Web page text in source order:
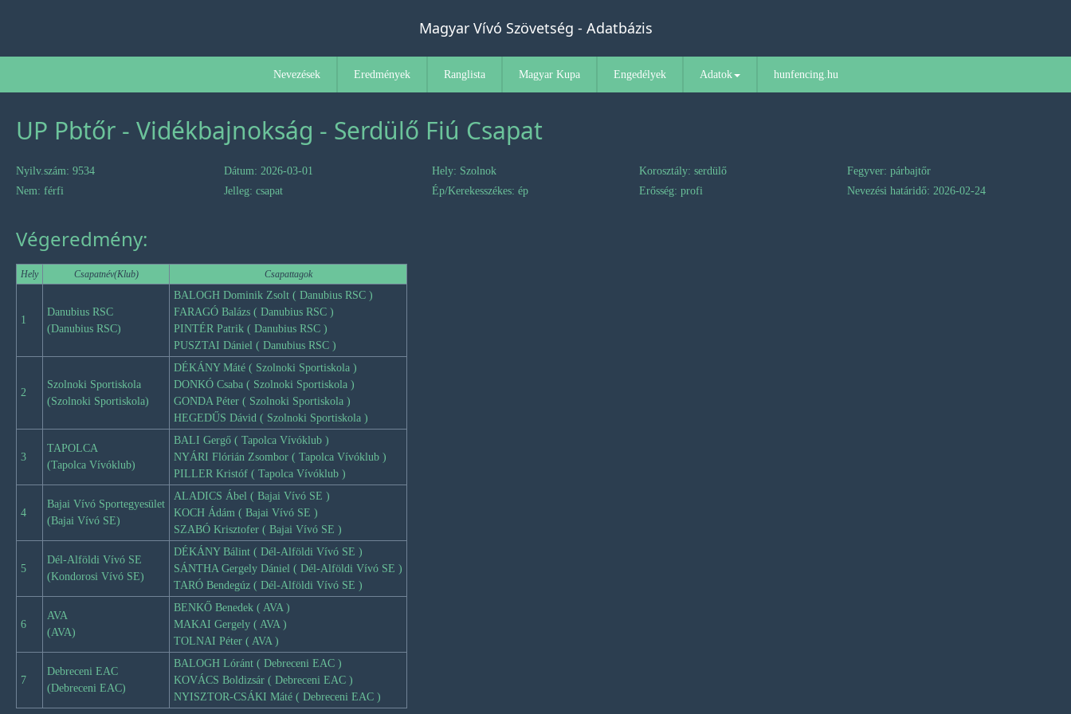
Magyar Vívó Szövetség - Adatbázis
Nevezések Eredmények Ranglista Magyar Kupa Engedélyek Adatok hunfencing.hu
UP Pbtőr - Vidékbajnokság - Serdülő Fiú Csapat
Nyilv.szám: 9534 Dátum: 2026-03-01 Hely: Szolnok Korosztály: serdülő
Fegyver: párbajtőr
Nem: férfi
Jelleg: csapat Ép/Kerekesszékes: ép Erősség: profi Nevezési határidő: 2026-02-24
Végeredmény:
Hely Csapatnév(Klub) Csapattagok
1
Danubius RSC
(Danubius RSC)
BALOGH Dominik Zsolt ( Danubius RSC )
FARAGÓ Balázs ( Danubius RSC )
PINTÉR Patrik ( Danubius RSC )
PUSZTAI Dániel ( Danubius RSC )
2
Szolnoki Sportiskola
(Szolnoki Sportiskola)
DÉKÁNY Máté ( Szolnoki Sportiskola )
DONKÓ Csaba ( Szolnoki Sportiskola )
GONDA Péter ( Szolnoki Sportiskola )
HEGEDŰS Dávid ( Szolnoki Sportiskola )
3
TAPOLCA
(Tapolca Vívóklub)
BALI Gergő ( Tapolca Vívóklub )
NYÁRI Flórián Zsombor ( Tapolca Vívóklub )
PILLER Kristóf ( Tapolca Vívóklub )
4
Bajai Vívó Sportegyesület
(Bajai Vívó SE)
ALADICS Ábel ( Bajai Vívó SE )
KOCH Ádám ( Bajai Vívó SE )
SZABÓ Krisztofer ( Bajai Vívó SE )
5
Dél-Alföldi Vívó SE
(Kondorosi Vívó SE)
DÉKÁNY Bálint ( Dél-Alföldi Vívó SE )
SÁNTHA Gergely Dániel ( Dél-Alföldi Vívó SE )
TARÓ Bendegúz ( Dél-Alföldi Vívó SE )
6
AVA
(AVA)
BENKŐ Benedek ( AVA )
MAKAI Gergely ( AVA )
TOLNAI Péter ( AVA )
7
Debreceni EAC
(Debreceni EAC)
BALOGH Lóránt ( Debreceni EAC )
KOVÁCS Boldizsár ( Debreceni EAC )
NYISZTOR-CSÁKI Máté ( Debreceni EAC )